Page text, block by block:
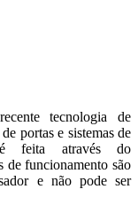
tecnologia de
portas e sistemas de
é feita através do
de funcionamento são
e não pode ser